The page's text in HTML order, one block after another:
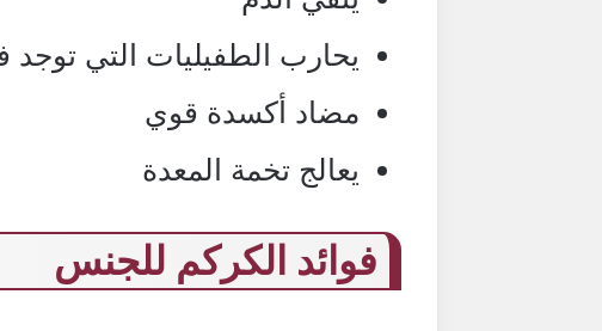
يحارب الطفيليات التي توجد
مضاد أكسدة قوي
يعالج تخمة المعدة
فوائد الكركم للجنس